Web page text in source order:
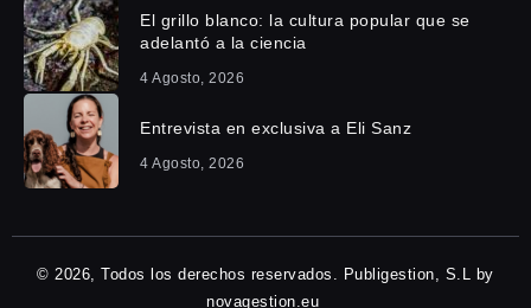
El grillo blanco: la cultura popular que se
adelantó a la ciencia
4 Agosto, 2026
Entrevista en exclusiva a Eli Sanz
4 Agosto, 2026
© 2026, Todos los derechos reservados. Publigestion, S.L by
novagestion.eu